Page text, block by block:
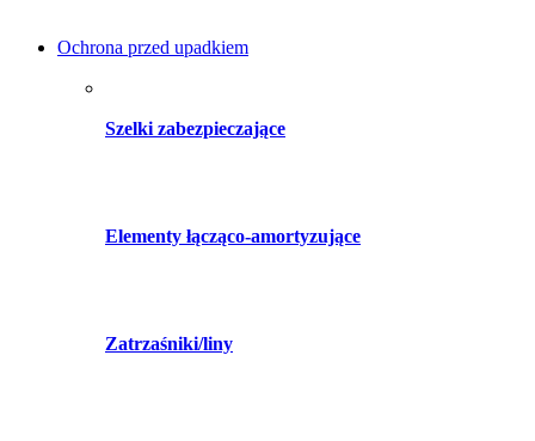
Ochrona przed upadkiem
Szelki zabezpieczające
Elementy łącząco-amortyzujące
Zatrzaśniki/liny